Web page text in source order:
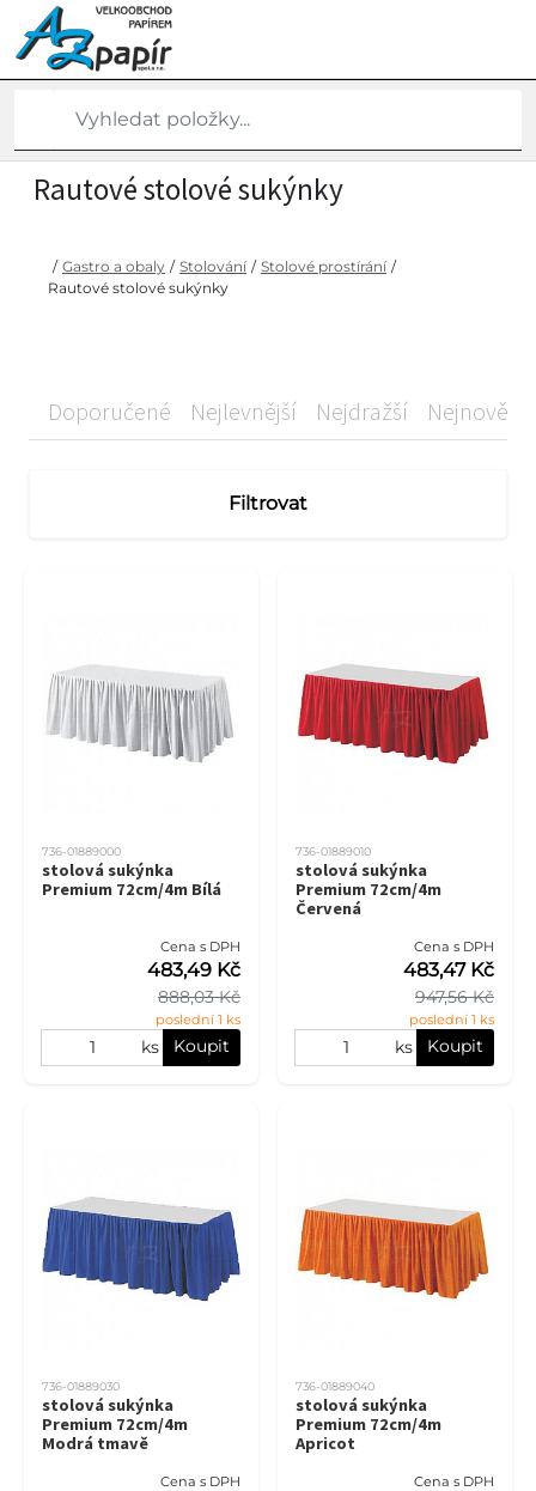
Rautové stolové sukýnky
/ Gastro a obaly / Stolování / Stolové prostírání /
Rautové stolové sukýnky
Doporučené Nejlevnější Nejdražší Nejnovější
Filtrovat
736-01889000
stolová sukýnka
Premium 72cm/4m Bílá
Cena s DPH
888,03 Kč
483,49 Kč
poslední 1 ks
ks Koupit
736-01889010
stolová sukýnka
Premium 72cm/4m
Červená
Cena s DPH
947,56 Kč
483,47 Kč
poslední 1 ks
ks Koupit
736-01889030
stolová sukýnka
Premium 72cm/4m
Modrá tmavě
Cena s DPH
736-01889040
stolová sukýnka
Premium 72cm/4m
Apricot
Cena s DPH